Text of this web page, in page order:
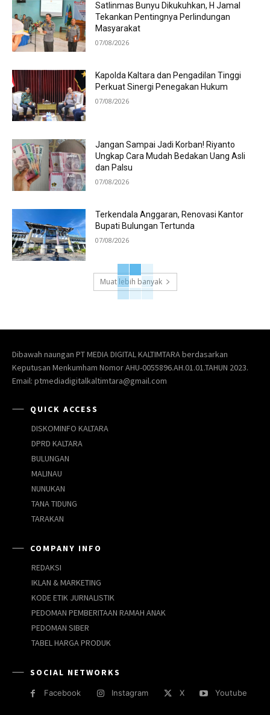
Satlinmas Bunyu Dikukuhkan, H Jamal
Tekankan Pentingnya Perlindungan
Masyarakat
07/08/2026
Kapolda Kaltara dan Pengadilan Tinggi
Perkuat Sinergi Penegakan Hukum
07/08/2026
Jangan Sampai Jadi Korban! Riyanto
Ungkap Cara Mudah Bedakan Uang Asli
dan Palsu
07/08/2026
Terkendala Anggaran, Renovasi Kantor
Bupati Bulungan Tertunda
07/08/2026
Muat lebih banyak
Dibawah naungan PT MEDIA DIGITAL KALTIMTARA berdasarkan
Keputusan Menkumham Nomor AHU-0055896.AH.01.01.TAHUN 2023.
Email: ptmediadigitalkaltimtara@gmail.com
QUICK ACCESS
DISKOMINFO KALTARA
DPRD KALTARA
BULUNGAN
MALINAU
NUNUKAN
TANA TIDUNG
TARAKAN
COMPANY INFO
REDAKSI
IKLAN & MARKETING
KODE ETIK JURNALISTIK
PEDOMAN PEMBERITAAN RAMAH ANAK
PEDOMAN SIBER
TABEL HARGA PRODUK
SOCIAL NETWORKS
Facebook Instagram X Youtube